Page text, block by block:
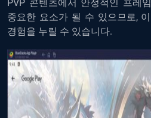
PVP 콘텐츠에서 안정적인 프레임
중요한 요소가 될 수 있으므로, 이
경험을 누릴 수 있습니다.